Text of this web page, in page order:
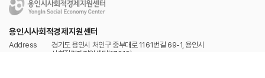
용인시사회적경제지원센터
Address
경기도 용인시 처인구 중부대로 1161번길 69-1, 용인시
사회적경제지원센터(17019)